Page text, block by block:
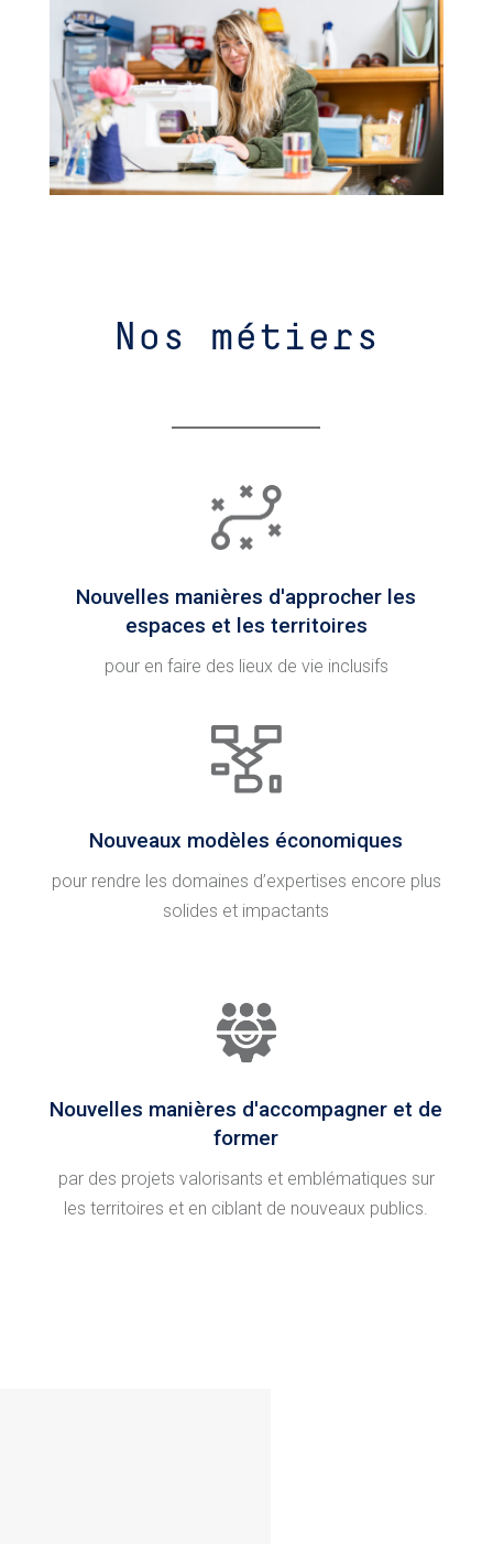
Nos métiers
Nouvelles manières d'approcher les
espaces et les territoires
pour en faire des lieux de vie inclusifs
Nouveaux modèles économiques
pour rendre les domaines d’expertises encore plus
solides et impactants
Nouvelles manières d'accompagner et de
former
par des projets valorisants et emblématiques sur
les territoires et en ciblant de nouveaux publics.